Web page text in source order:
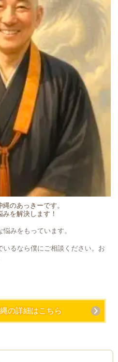
のあっきーです。
を解決します！​
みをもっています。
るなら僕にご相談ください。お
の詳細はこちら